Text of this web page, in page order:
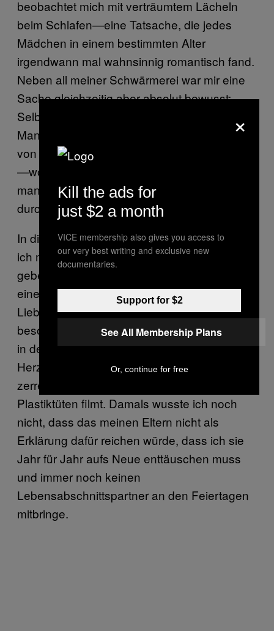
beobachtet mich mit verträumtem Lächeln
beim Schlafen—eine Tatsache, die jedes
Mädchen in einem bestimmten Alter
irgendwann mal wahnsinnig romantisch fand.
Neben all meiner Schwärmerei war mir eine
Sache gleichzeitig aber absolut bewusst:
Selbst wenn es da draußen irgendeinen
Mann geben würde, der Videoaufnahmen
von Plastiktüten und toten Obdachlose macht
—wo und wie findet man so jemanden? Geht
man auf gruselige-hobbys.com und fragt sich
durch?
In diesem Moment stand für mich fest, dass
ich mich niemals mit jemandem zufrieden
geben würde, der einen auf Tinder nach
einem Date fragt oder Selfies mit seinem
Lieblingsbier macht. Ich wollte jemanden, der
besonders ist. Jemanden, der die Schönheit
in den kleinen Dingen sieht. Jemand, dessen
Herz manchmal so schwer wird, dass es fast
zerreißt. Jemand, der gottverdammte
Plastiktüten filmt. Damals wusste ich noch
nicht, dass das meinen Eltern nicht als
Erklärung dafür reichen würde, dass ich sie
Jahr für Jahr aufs Neue enttäuschen muss
und immer noch keinen
Lebensabschnittspartner an den Feiertagen
mitbringe.
×
Kill the ads for
just $2 a month
VICE membership also gives you access to
our very best writing and exclusive new
documentaries.
Support for $2
See All Membership Plans
Or, continue for free